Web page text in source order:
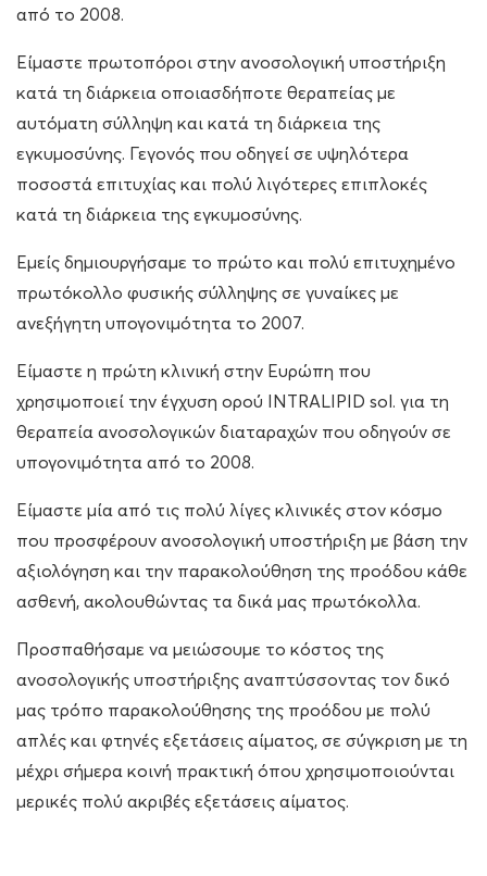
από το 2008.
Eίμαστε πρωτοπόροι στην ανοσολογική υποστήριξη
κατά τη διάρκεια οποιασδήποτε θεραπείας με
αυτόματη σύλληψη και κατά τη διάρκεια της
εγκυμοσύνης. Γεγονός που οδηγεί σε υψηλότερα
ποσοστά επιτυχίας και πολύ λιγότερες επιπλοκές
κατά τη διάρκεια της εγκυμοσύνης.
Εμείς δημιουργήσαμε το πρώτο και πολύ επιτυχημένο
πρωτόκολλο φυσικής σύλληψης σε γυναίκες με
ανεξήγητη υπογονιμότητα το 2007.
Είμαστε η πρώτη κλινική στην Ευρώπη που
χρησιμοποιεί την έγχυση ορού INTRALIPID sol. για τη
θεραπεία ανοσολογικών διαταραχών που οδηγούν σε
υπογονιμότητα από το 2008.
Είμαστε μία από τις πολύ λίγες κλινικές στον κόσμο
που προσφέρουν ανοσολογική υποστήριξη με βάση την
αξιολόγηση και την παρακολούθηση της προόδου κάθε
ασθενή, ακολουθώντας τα δικά μας πρωτόκολλα.
Προσπαθήσαμε να μειώσουμε το κόστος της
ανοσολογικής υποστήριξης αναπτύσσοντας τον δικό
μας τρόπο παρακολούθησης της προόδου με πολύ
απλές και φτηνές εξετάσεις αίματος, σε σύγκριση με τη
μέχρι σήμερα κοινή πρακτική όπου χρησιμοποιούνται
μερικές πολύ ακριβές εξετάσεις αίματος.